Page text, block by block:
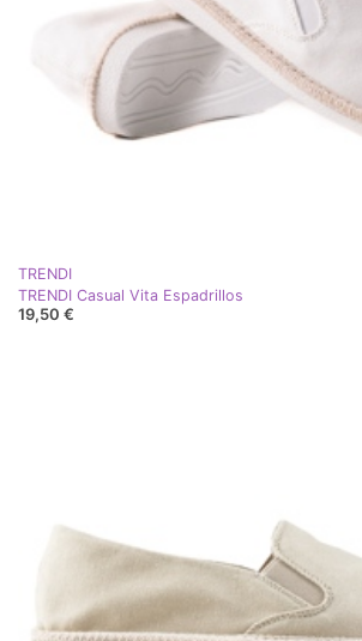
TRENDI
TRENDI Casual Vita Espadrillos
19,50 €